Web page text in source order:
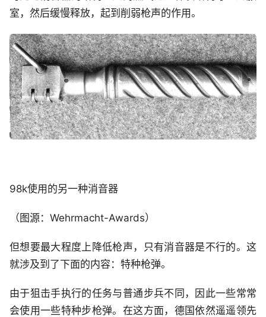
室，然后缓慢释放，起到削弱枪声的作用。
98k使用的另一种消音器
（图源：Wehrmacht-Awards）
但想要最大程度上降低枪声，只有消音器是不行的。这
就涉及到了下面的内容：特种枪弹。
由于狙击手执行的任务与普通步兵不同，因此一些常常
会使用一些特种步枪弹。在这方面，德国依然遥遥领先